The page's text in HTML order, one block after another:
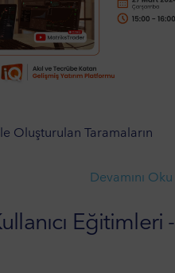
Oluşturulan Taramaların
Devamını Oku
Eğitimleri -